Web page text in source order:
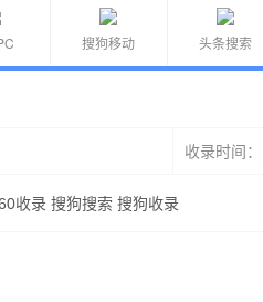
搜狗移动 头条搜索
收录时间：
收录 搜狗搜索 搜狗收录